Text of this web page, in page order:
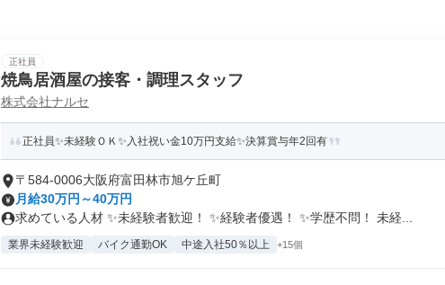
正社員
焼鳥居酒屋の接客・調理スタッフ
株式会社ナルセ
正社員✨未経験ＯＫ✨入社祝い金10万円支給✨決算賞与年2回有
〒584-0006大阪府富田林市旭ケ丘町
月給30万円～40万円
求めている人材 ✨未経験者歓迎！ ✨経験者優遇！ ✨学歴不問！ 未経...
業界未経験歓迎 バイク通勤OK 中途入社50％以上 +15個